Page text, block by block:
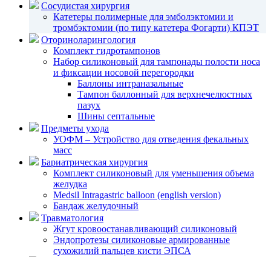
Сосудистая хирургия
Катетеры полимерные для эмболэктомии и
тромбэктомии (по типу катетера Фогарти) КПЭТ
Оториноларингология
Комплект гидротампонов
Набор силиконовый для тампонады полости носа
и фиксации носовой перегородки
Баллоны интраназальные
Тампон баллонный для верхнечелюстных
пазух
Шины септальные
Предметы ухода
УОФМ – Устройство для отведения фекальных
масс
Бариатрическая хирургия
Комплект силиконовый для уменьшения объема
желудка
Medsil Intragastric balloon (english version)
Бандаж желудочный
Травматология
Жгут кровоостанавливающий силиконовый
Эндопротезы силиконовые армированные
сухожилий пальцев кисти ЭПСА